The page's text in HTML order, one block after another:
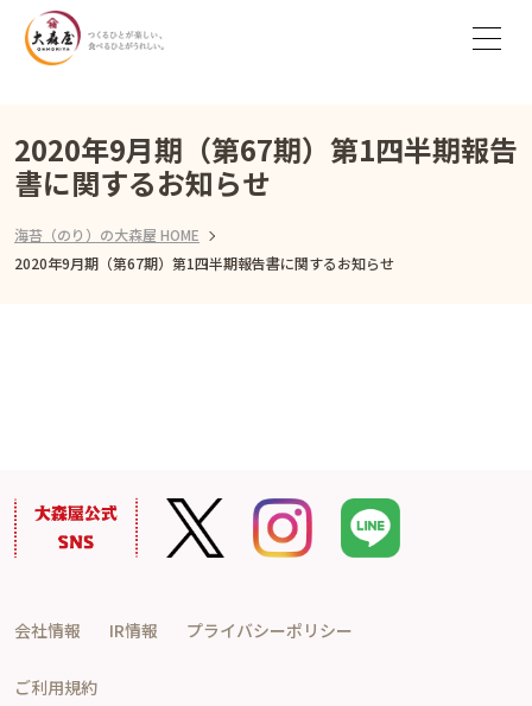
2020年9月期（第67期）第1四半期報告
書に関するお知らせ
海苔（のり）の大森屋 HOME
2020年9月期（第67期）第1四半期報告書に関するお知らせ
会社情報 IR情報 プライバシーポリシー
ご利用規約